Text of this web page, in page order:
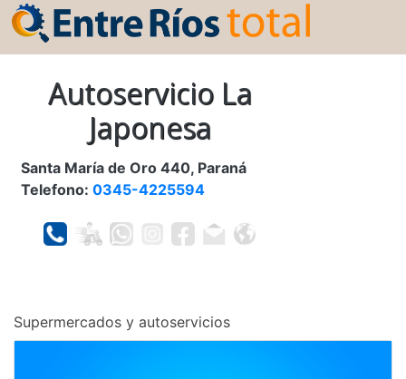
Autoservicio La
Japonesa
Santa María de Oro 440, Paraná
Telefono: 0345-4225594
Supermercados y autoservicios